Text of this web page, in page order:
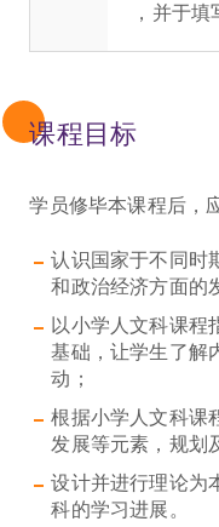
，并于
课程目标
学员修毕本课程后，
认识国家于不同时
和政治经济方面的
以小学人文科课程
基础，让学生了解
动；
根据小学人文科课
发展等元素，规划
设计并进行理论为
科的学习进展。